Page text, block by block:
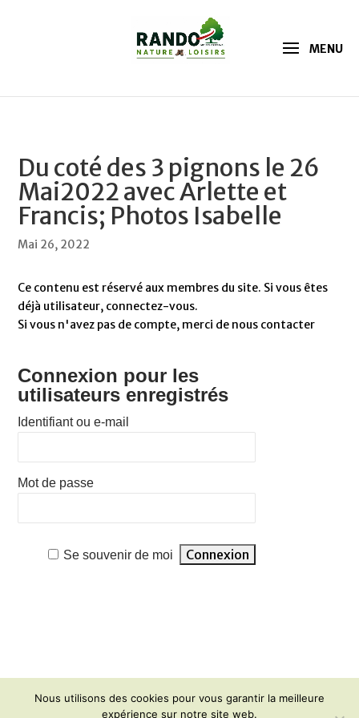
Du coté des 3 pignons le 26
Mai2022 avec Arlette et
Francis; Photos Isabelle
Mai 26, 2022
Ce contenu est réservé aux membres du site. Si vous êtes
déjà utilisateur, connectez-vous.
Si vous n'avez pas de compte, merci de nous contacter
Connexion pour les
utilisateurs enregistrés
Identifiant ou e-mail
Mot de passe
Se souvenir de moi
Nous utilisons des cookies pour vous garantir la meilleure
expérience sur notre site web.